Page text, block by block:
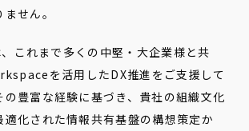
せん。
これまで多くの中堅・大企業様と共
を活用したDX推進をご支援して
の豊富な経験に基づき、貴社の組織文化
適化された情報共有基盤の構想策定か